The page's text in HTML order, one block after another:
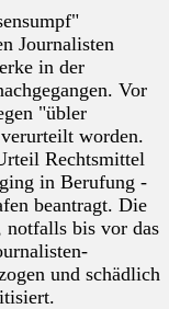
Journalisten
in der
Vor
"übler
worden.
Rechtsmittel
in Berufung -
beantragt. Die
notfalls bis vor das
und schädlich